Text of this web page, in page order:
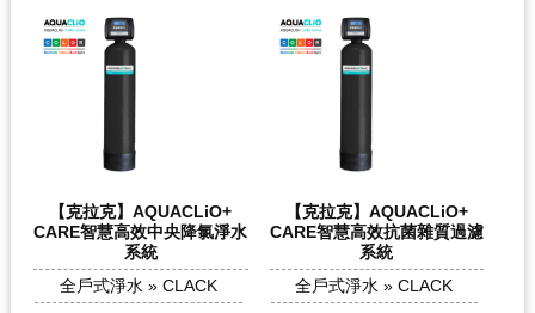
【克拉克】AQUACLiO+
CARE智慧高效中央降氯淨水
系統
全戶式淨水 » CLACK
【克拉克】AQUACLiO+
CARE智慧高效抗菌雜質過濾
系統
全戶式淨水 » CLACK